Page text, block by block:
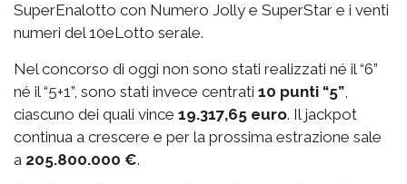
SuperEnalotto con Numero Jolly e SuperStar e i venti
numeri del 10eLotto serale.
Nel concorso di oggi non sono stati realizzati né il “6”
né il “5+1”, sono stati invece centrati 10 punti “5”,
ciascuno dei quali vince 19.317,65 euro. Il jackpot
continua a crescere e per la prossima estrazione sale
a 205.800.000 €.